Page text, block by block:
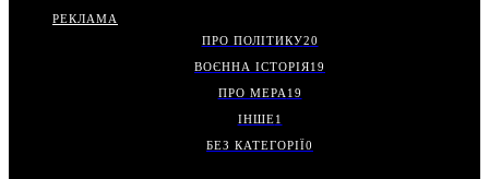
РЕКЛАМА
ПРО ПОЛІТИКУ20
ВОЄННА ІСТОРІЯ19
ПРО МЕРА 19
ІНШЕ1
БЕЗ КАТЕГОРІЇ0